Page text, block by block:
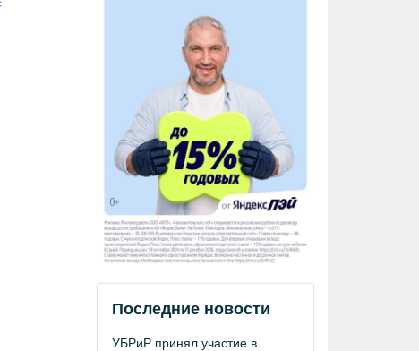
Последние новости
УБРиР принял участие в